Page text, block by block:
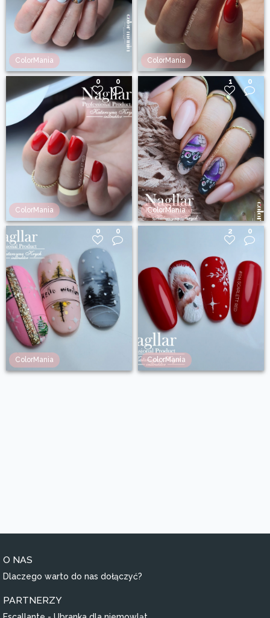
ColorMania ColorMania
0 0
ColorMania
1 0
ColorMania
0 0
ColorMania
2 0
ColorMania
O NAS
Dlaczego warto do nas dołączyć?
PARTNERZY